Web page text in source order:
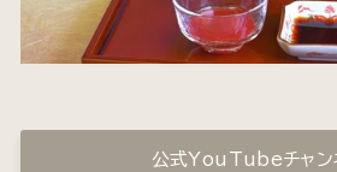
公式YouTubeチャン